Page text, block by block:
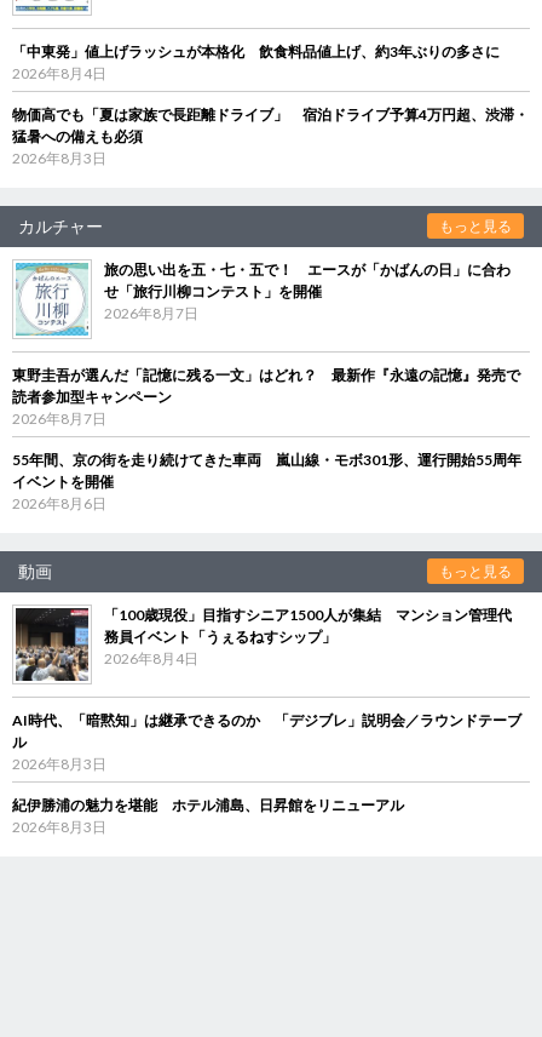
「中東発」値上げラッシュが本格化 飲食料品値上げ、約3年ぶりの多さに
2026年8月4日
物価高でも「夏は家族で長距離ドライブ」 宿泊ドライブ予算4万円超、渋滞・
猛暑への備えも必須
2026年8月3日
カルチャー もっと見る
旅の思い出を五・七・五で！ エースが「かばんの日」に合わ
せ「旅行川柳コンテスト」を開催
2026年8月7日
東野圭吾が選んだ「記憶に残る一文」はどれ？ 最新作『永遠の記憶』発売で
読者参加型キャンペーン
2026年8月7日
55年間、京の街を走り続けてきた車両 嵐山線・モボ301形、運行開始55周年
イベントを開催
2026年8月6日
動画 もっと見る
「100歳現役」目指すシニア1500人が集結 マンション管理代
務員イベント「うぇるねすシップ」
2026年8月4日
AI時代、「暗黙知」は継承できるのか 「デジブレ」説明会／ラウンドテーブ
ル
2026年8月3日
紀伊勝浦の魅力を堪能 ホテル浦島、日昇館をリニューアル
2026年8月3日